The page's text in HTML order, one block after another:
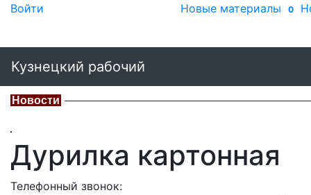
Войти Новые материалы 0
Кузнецкий рабочий
Новости
Дурилка картонная
Телефонный звонок: